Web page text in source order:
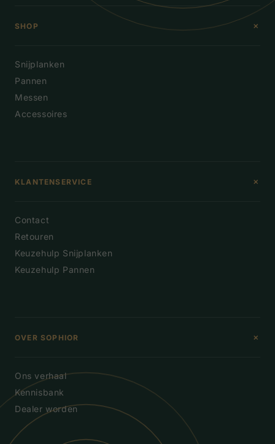
SHOP +
Snijplanken
Pannen
Messen
Accessoires
KLANTENSERVICE +
Contact
Retouren
Keuzehulp Snijplanken
Keuzehulp Pannen
OVER SOPHIOR +
Ons verhaal
Kennisbank
Dealer worden